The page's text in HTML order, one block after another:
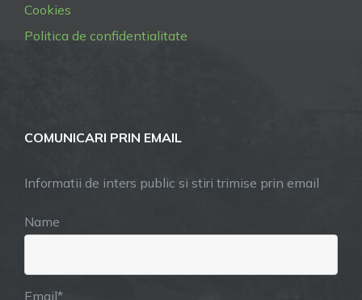
Cookies
Politica de confidentialitate
COMUNICARI PRIN EMAIL
Informatii de inters public si stiri trimise prin email
Name
Email*